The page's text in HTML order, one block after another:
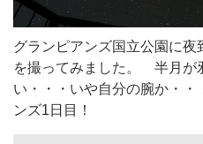
グランピアンズ国立公園に
を撮ってみました。 半月が
い・・・いや自分の腕か・
ンズ1日目！